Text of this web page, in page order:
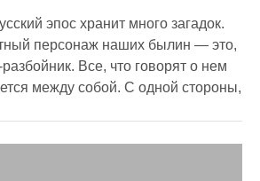
эпос хранит много загадок.
персонаж наших былин — это,
Все, что говорят о нем
между собой. С одной стороны,